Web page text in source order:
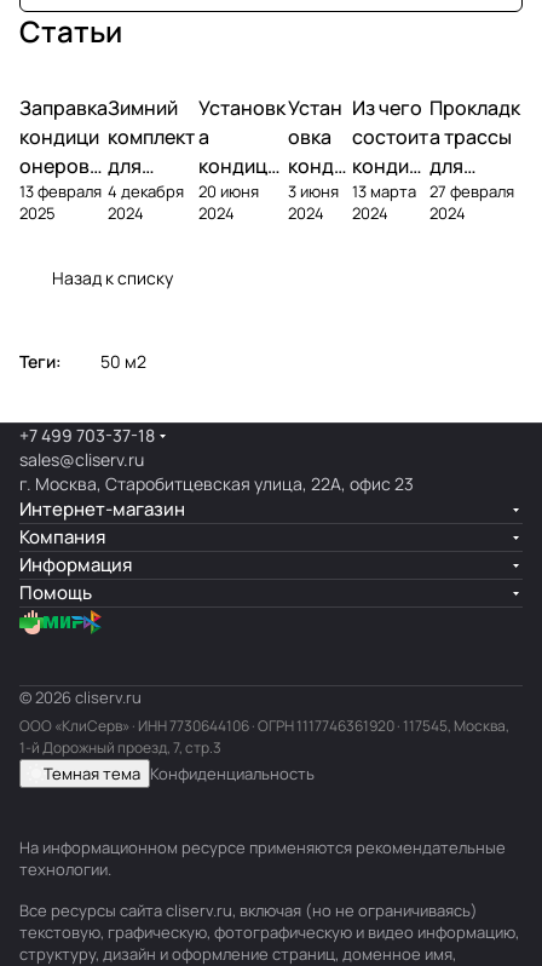
Статьи
Заправка
кондици
онеров
фреоном
13 февраля
2025
Зимний
комплект
для
кондици
онера
4 декабря
2024
Установк
а
кондици
онера на
фасаде
20 июня
2024
Устан
овка
конди
ционе
ра
3 июня
2024
Из чего
состоит
кондиц
ионер?
13 марта
2024
Прокладк
а трассы
для
кондицио
нера
27 февраля
2024
Назад к списку
Теги: 50 м2
+7 499 703-37-18
sales@cliserv.ru
г. Москва, Старобитцевская улица, 22А, офис 23
Интернет-магазин
Компания
Информация
Помощь
© 2026 cliserv.ru
ООО «КлиСерв» · ИНН7730644106· ОГРН 1117746361920 · 117545, Москва,
1-й Дорожный проезд, 7, стр.3
Темная тема Конфиденциальность
На информационном ресурсе применяются рекомендательные
технологии.
Все ресурсы сайта cliserv.ru, включая (но не ограничиваясь)
текстовую, графическую, фотографическую и видео информацию,
структуру, дизайн и оформление страниц, доменное имя,